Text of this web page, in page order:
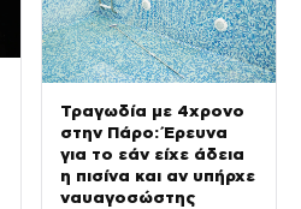
Τραγωδία με 4χρονο
στην Πάρο: Έρευνα
για το εάν είχε άδεια
η πισίνα και αν υπήρχε
ναυαγοσώστης